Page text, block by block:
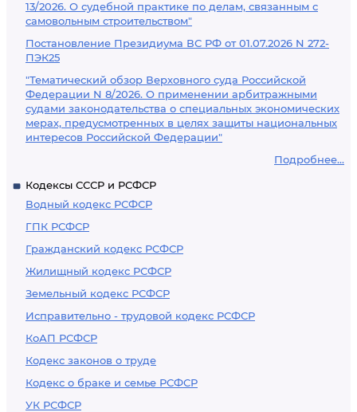
13/2026. О судебной практике по делам, связанным с
самовольным строительством"
Постановление Президиума ВС РФ от 01.07.2026 N 272-
ПЭК25
"Тематический обзор Верховного суда Российской
Федерации N 8/2026. О применении арбитражными
судами законодательства о специальных экономических
мерах, предусмотренных в целях защиты национальных
интересов Российской Федерации"
Подробнее...
Кодексы СССР и РСФСР
Водный кодекс РСФСР
ГПК РСФСР
Гражданский кодекс РСФСР
Жилищный кодекс РСФСР
Земельный кодекс РСФСР
Исправительно - трудовой кодекс РСФСР
КоАП РСФСР
Кодекс законов о труде
Кодекс о браке и семье РСФСР
УК РСФСР